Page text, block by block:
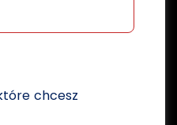
chcesz